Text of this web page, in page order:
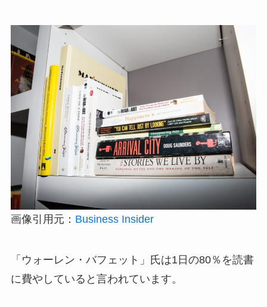
画像引用元： Business Insider
「ウォーレン・バフェット」氏は1日の80％を読書
に費やしていると言われています。